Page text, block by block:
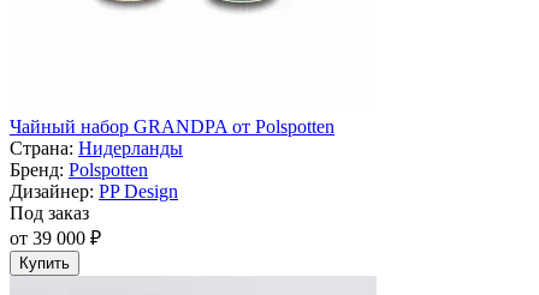
Чайный набор GRANDPA от Polspotten
Страна: Нидерланды
Бренд: Polspotten
Дизайнер: PP Design
Под заказ
от 39 000 ₽
Купить